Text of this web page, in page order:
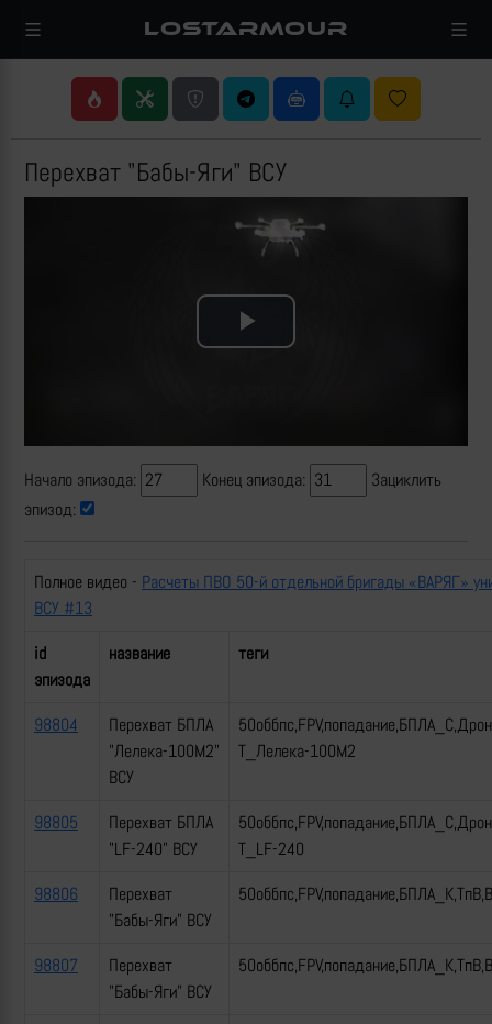
LOSTARMOUR
Перехват "Бабы-Яги" ВСУ
Play
Начало эпизода: Конец эпизода:
Зациклить
эпизод:
Полное видео - Расчеты ПВО 50-й отдельной бригады «ВАРЯГ»
ВСУ #13
id
эпизода
название теги
98804
Перехват БПЛА
"Лелека-100М2"
ВСУ
Т_Лелека-100М2
98805
Перехват БПЛА
"LF-240" ВСУ
Т_LF-240
98806
Перехват
"Бабы-Яги" ВСУ
98807
Перехват
"Бабы-Яги" ВСУ